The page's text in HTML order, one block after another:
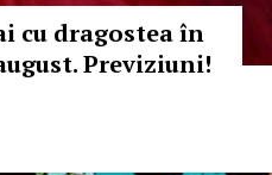
cu dragostea în
Previziuni!